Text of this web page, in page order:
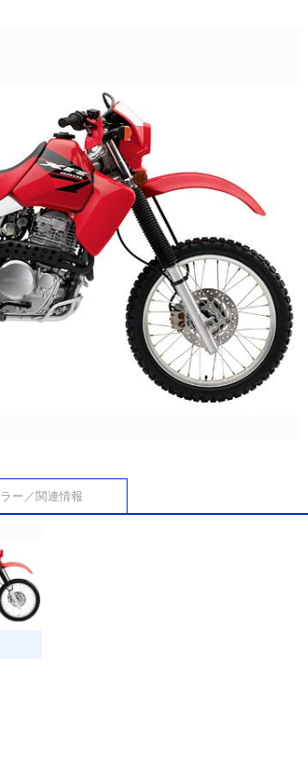
ー／関連情報